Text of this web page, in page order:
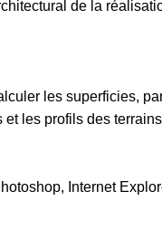
de la
les superficies,
et les profils des
Internet